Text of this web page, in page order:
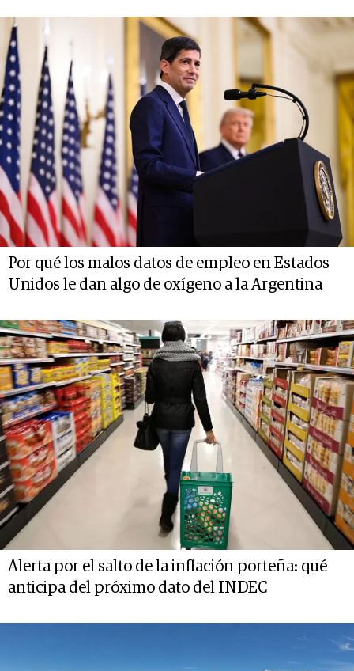
Por qué los malos datos de empleo en Estados
Unidos le dan algo de oxígeno a la Argentina
Alerta por el salto de la inflación porteña: qué
anticipa del próximo dato del INDEC